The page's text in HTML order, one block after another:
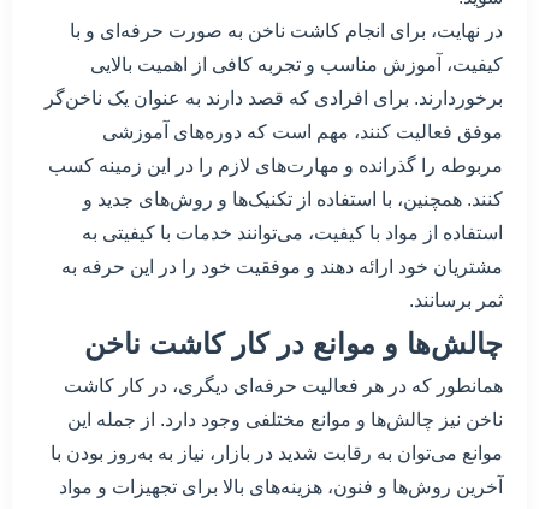
در نهایت، برای انجام کاشت ناخن به صورت حرفه‌ای و با
کیفیت، آموزش مناسب و تجربه کافی از اهمیت بالایی
برخوردارند. برای افرادی که قصد دارند به عنوان یک ناخن‌گر
موفق فعالیت کنند، مهم است که دوره‌های آموزشی
مربوطه را گذرانده و مهارت‌های لازم را در این زمینه کسب
کنند. همچنین، با استفاده از تکنیک‌ها و روش‌های جدید و
استفاده از مواد با کیفیت، می‌توانند خدمات با کیفیتی به
مشتریان خود ارائه دهند و موفقیت خود را در این حرفه به
ثمر برسانند.
چالش‌ها و موانع در کار کاشت ناخن
همانطور که در هر فعالیت حرفه‌ای دیگری، در کار کاشت
ناخن نیز چالش‌ها و موانع مختلفی وجود دارد. از جمله این
موانع می‌توان به رقابت شدید در بازار، نیاز به به‌روز بودن با
آخرین روش‌ها و فنون، هزینه‌های بالا برای تجهیزات و مواد